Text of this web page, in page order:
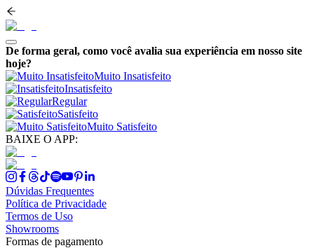
De forma geral, como você avalia sua experiência em nosso site
hoje?
Muito Insatisfeito
Insatisfeito
Regular
Satisfeito
Muito Satisfeito
BAIXE O APP:
Dúvidas Frequentes
Política de Privacidade
Termos de Uso
Showrooms
Formas de pagamento